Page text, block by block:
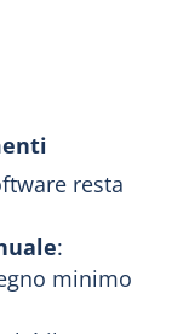
resta
:
minimo